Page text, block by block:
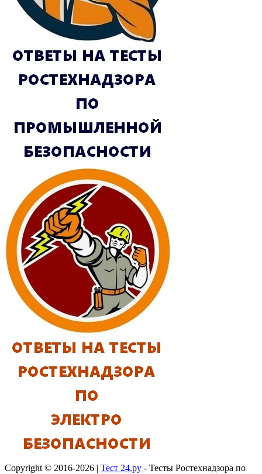
Copyright © 2016-2026 | Тест 24.ру - Тесты Ростехнадзора по